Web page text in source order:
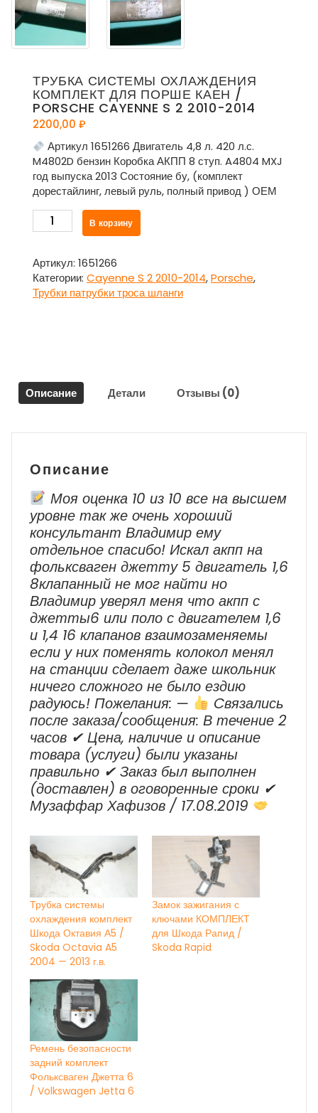
ТРУБКА СИСТЕМЫ ОХЛАЖДЕНИЯ
КОМПЛЕКТ ДЛЯ ПОРШЕ КАЕН /
PORSCHE CAYENNE S 2 2010-2014
2200,00 ₽
Артикул 1651266 Двигатель 4,8 л. 420 л.с.
M4802D бензин Коробка АКПП 8 ступ. A4804 MXJ
год выпуска 2013 Состояние бу, (комплект
дорестайлинг, левый руль, полный привод ) ОЕМ
Количество
товара
системы
охлаждения
комплект
Cayenne
S
В корзину
Артикул: 1651266
Категории: Cayenne S 2 2010-2014,Porsche,
Трубки патрубки троса шланги
Описание Детали Отзывы (0)
Описание
Моя оценка 10 из 10 все на высшем
уровне так же очень хороший
консультант Владимир ему
отдельное спасибо! Искал акпп на
фольксваген джетту 5 двигатель 1,6
8клапанный не мог найти но
Владимир уверял меня что акпп с
джетты6 или поло с двигателем 1,6
и 1,4 16 клапанов взаимозаменяемы
если у них поменять колокол менял
на станции сделает даже школьник
ничего сложного не было ездию
радуюсь! Пожелания: —
Cвязались
после заказа/сообщения: В течение 2
часов ✔ Цена, наличие и описание
товара (услуги) были указаны
правильно ✔ Заказ был выполнен
(доставлен) в оговоренные сроки ✔
Музаффар Хафизов / 17.08.2019
Трубка системы
охлаждения комплект
Шкода Октавия А5 /
Skoda Octavia A5
2004 — 2013 г.в.
Замок зажигания с
ключами КОМПЛЕКТ
для Шкода Рапид /
Skoda Rapid
Ремень безопасности
задний комплект
Фольксваген Джетта 6
/ Volkswagen Jetta 6